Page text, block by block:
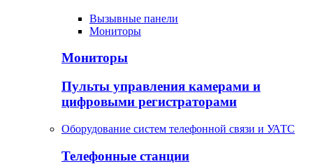
Вызывные панели
Мониторы
Мониторы
Пульты управления камерами и
цифровыми регистраторами
Оборудование систем телефонной связи и УАТС
Телефонные станции